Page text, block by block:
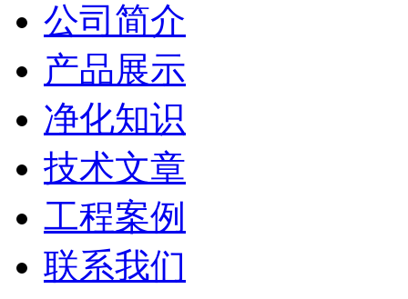
公司简介
产品展示
净化知识
技术文章
工程案例
联系我们